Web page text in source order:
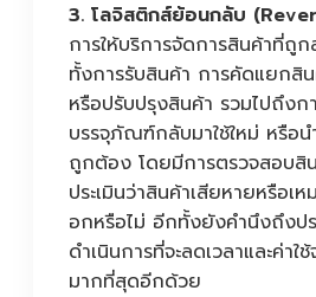
3. โลจิสติกส์ย้อนกลับ
การให้บริการจัดการสินค้าที่ถู
ทั้งการรับสินค้า การคัดแยกสิ
หรือปรับปรุงสินค้า รวมไปถึงก
บรรจุภัณฑ์กลับมาใช้ใหม่ หรือ
ถูกต้อง โดยมีการตรวจสอบสิ
ประเมินว่าสินค้าเสียหายหรือเห
อกหรือไม่ อีกทั้งยังคำนึงถึงป
ดำเนินการที่จะลดเวลาและค่าใ
มากที่สุดอีกด้วย